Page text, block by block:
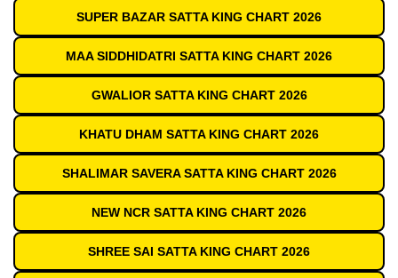
SUPER BAZAR SATTA KING CHART 2026
MAA SIDDHIDATRI SATTA KING CHART 2026
GWALIOR SATTA KING CHART 2026
KHATU DHAM SATTA KING CHART 2026
SHALIMAR SAVERA SATTA KING CHART 2026
NEW NCR SATTA KING CHART 2026
SHREE SAI SATTA KING CHART 2026